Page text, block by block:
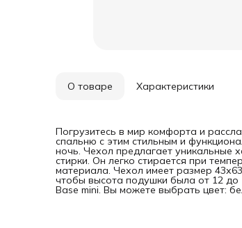
О товаре Характеристики
Погрузитесь в мир комфорта и
спальню с этим стильным и
ночь. Чехол предлагает уникальные
стирки. Он легко стирается при
материала. Чехол имеет размер
чтобы высота подушки была от 12 до
Base mini. Вы можете выбрать цвет: